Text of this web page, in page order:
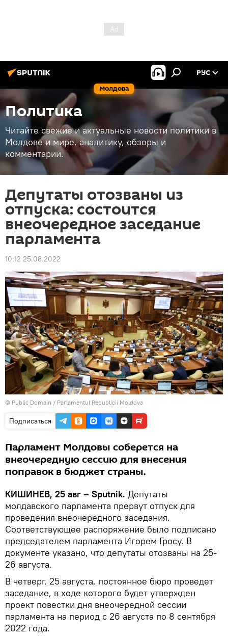
Молдова
РУС
Политика
Читайте свежие и актуальные новости политики в
Молдове и мире, аналитику, обзоры и
комментарии.
Депутаты отозваны из
отпуска: состоится
внеочередное заседание
парламента
10:12 25.08.2022
© Public Domain / Parlamentul Republicii Moldova
Подписаться
Парламент Молдовы соберется на
внеочередную сессию для внесения
поправок в бюджет страны.
КИШИНЕВ, 25 авг – Sputnik. Депутаты
молдавского парламента прервут отпуск для
проведения внеочередного заседания.
Соответствующее распоряжение было подписано
председателем парламента Игорем Гросу. В
документе указано, что депутаты отозваны на 25-
26 августа.
В четверг, 25 августа, постоянное бюро проведет
заседание, в ходе которого будет утвержден
проект повестки дня внеочередной сессии
парламента на период с 26 августа по 8 сентября
2022 года.